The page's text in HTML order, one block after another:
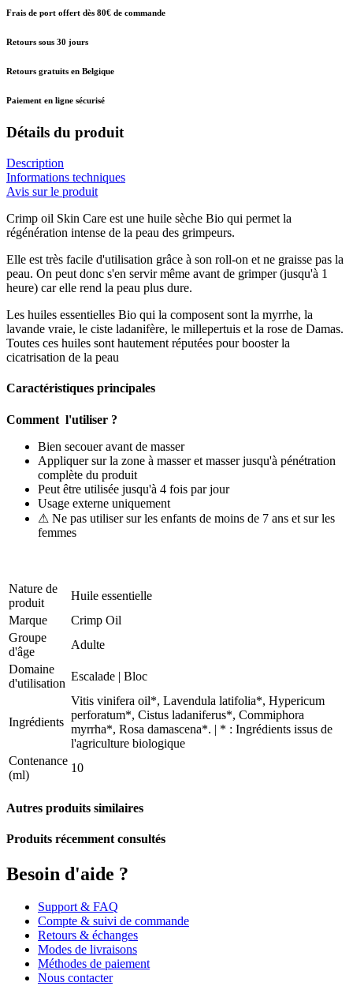
Frais de port offert dès 80€ de commande
Retours sous 30 jours
Retours gratuits en Belgique
Paiement en ligne sécurisé
Détails du produit
Description
Informations techniques
Avis sur le produit
Crimp oil Skin Care est une huile sèche Bio qui permet la
régénération intense de la peau des grimpeurs.
Elle est très facile d'utilisation grâce à son roll-on et ne graisse pas la
peau. On peut donc s'en servir même avant de grimper (jusqu'à 1
heure) car elle rend la peau plus dure.
Les huiles essentielles Bio qui la composent sont la myrrhe, la
lavande vraie, le ciste ladanifère, le millepertuis et la rose de Damas.
Toutes ces huiles sont hautement réputées pour booster la
cicatrisation de la peau
Caractéristiques principales
Comment l'utiliser ?
Bien secouer avant de masser
Appliquer sur la zone à masser et masser jusqu'à pénétration
complète du produit
Peut être utilisée jusqu'à 4 fois par jour
Usage externe uniquement
⚠ Ne pas utiliser sur les enfants de moins de 7 ans et sur les
femmes
Nature de
produit
Huile essentielle
Marque
Crimp Oil
Groupe
d'âge
Adulte
Domaine
d'utilisation
Escalade | Bloc
Ingrédients
Vitis vinifera oil*, Lavendula latifolia*, Hypericum
perforatum*, Cistus ladaniferus*, Commiphora
myrrha*, Rosa damascena*. | * : Ingrédients issus de
l'agriculture biologique
Contenance
(ml)
10
Autres produits similaires
Produits récemment consultés
Besoin d'aide ?
Support & FAQ
Compte & suivi de commande
Retours & échanges
Modes de livraisons
Méthodes de paiement
Nous contacter